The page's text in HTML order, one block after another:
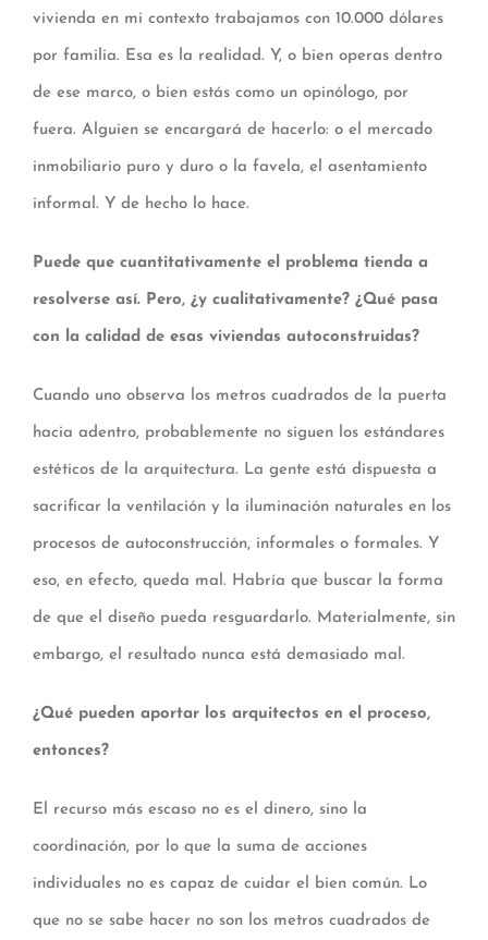
vivienda en mi contexto trabajamos con 10.000 dólares
por familia. Esa es la realidad. Y, o bien operas dentro
de ese marco, o bien estás como un opinólogo, por
fuera. Alguien se encargará de hacerlo: o el mercado
inmobiliario puro y duro o la favela, el asentamiento
informal. Y de hecho lo hace.
Puede que cuantitativamente el problema tienda a
resolverse así. Pero, ¿y cualitativamente? ¿Qué pasa
con la calidad de esas viviendas autoconstruidas?
Cuando uno observa los metros cuadrados de la puerta
hacia adentro, probablemente no siguen los estándares
estéticos de la arquitectura. La gente está dispuesta a
sacrificar la ventilación y la iluminación naturales en los
procesos de autoconstrucción, informales o formales. Y
eso, en efecto, queda mal. Habría que buscar la forma
de que el diseño pueda resguardarlo. Materialmente, sin
embargo, el resultado nunca está demasiado mal.
¿Qué pueden aportar los arquitectos en el proceso,
entonces?
El recurso más escaso no es el dinero, sino la
coordinación, por lo que la suma de acciones
individuales no es capaz de cuidar el bien común. Lo
que no se sabe hacer no son los metros cuadrados de